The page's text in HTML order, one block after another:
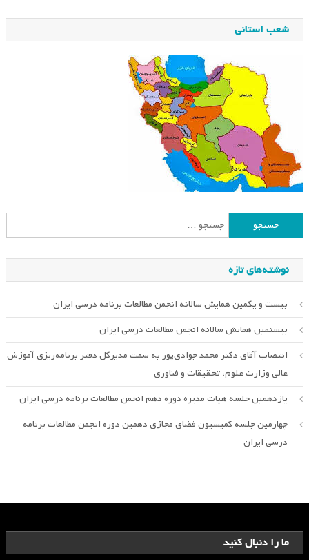
شعب استانی
جستجو
برای:
نوشته‌های تازه
بیست و یکمین همایش سالانه انجمن مطالعات برنامه درسی ایران
بیستمین همایش سالانه انجمن مطالعات درسی ایران
انتصاب آقای دکتر محمد جوادی‌پور به سمت مدیرکل دفتر برنامه‌ریزی آموزش
عالی وزارت علوم، تحقیقات و فناوری
یازدهمین جلسه هیات مدیره دوره دهم انجمن مطالعات برنامه درسی ایران
چهارمین جلسه کمیسیون فضای مجازی دهمین دوره انجمن مطالعات برنامه
درسی ایران
ما را دنبال کنید